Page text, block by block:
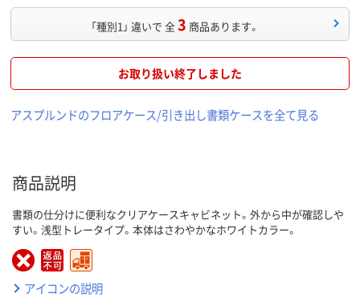
「種別1」 違いで 全3 商品あります。
お取り扱い終了しました
アスプルンドのフロアケース/引き出し書類ケースを全て見る
商品説明
書類の仕分けに便利なクリアケースキャビネット。外から中が確認しや
すい。浅型トレータイプ。本体はさわやかなホワイトカラー。
アイコンの説明